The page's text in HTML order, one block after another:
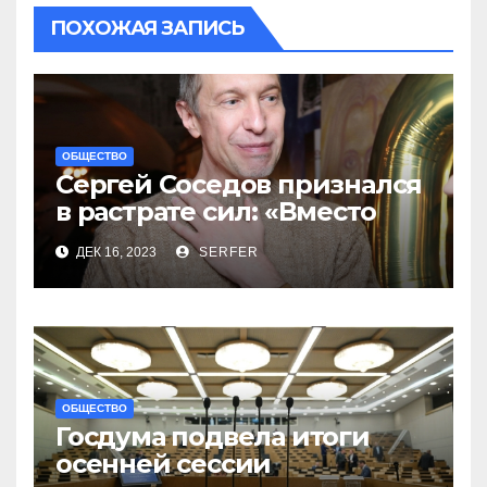
ПОХОЖАЯ ЗАПИСЬ
ОБЩЕСТВО
Сергей Соседов признался
в растрате сил: «Вместо
меня взяли Пригожина»
ДЕК 16, 2023 SERFER
ОБЩЕСТВО
Госдума подвела итоги
осенней сессии